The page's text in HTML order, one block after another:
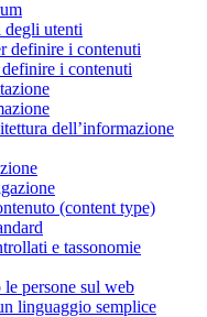
degli utenti
definire i contenuti
i contenuti
dell’informazione
(content type)
e tassonomie
persone sul web
linguaggio semplice